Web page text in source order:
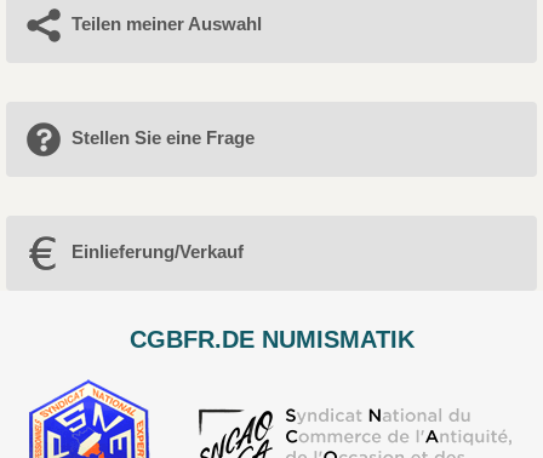
Teilen meiner Auswahl
Stellen Sie eine Frage
Einlieferung/Verkauf
CGBFR.DE NUMISMATIK